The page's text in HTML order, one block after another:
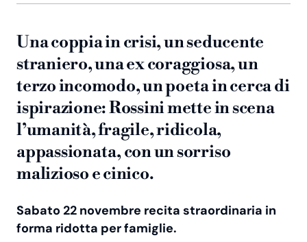
Una coppia in crisi, un seducente
straniero, una ex coraggiosa, un
terzo incomodo, un poeta in cerca di
ispirazione: Rossini mette in scena
l’umanità, fragile, ridicola,
appassionata, con un sorriso
malizioso e cinico.
Sabato 22 novembre recita straordinaria in
forma ridotta per famiglie.